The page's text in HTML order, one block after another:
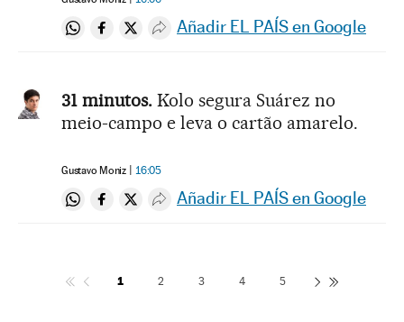
Compartir en Whatsapp
Compartir en Facebook
Compartir en Twitter
Desplegar Redes Sociales
Añadir EL PAÍS en Google
31 minutos. Kolo segura Suárez no
meio-campo e leva o cartão amarelo.
Gustavo Moniz 16:05
Compartir en Whatsapp
Compartir en Facebook
Compartir en Twitter
Desplegar Redes Sociales
Añadir EL PAÍS en Google
1 2 3 4 5